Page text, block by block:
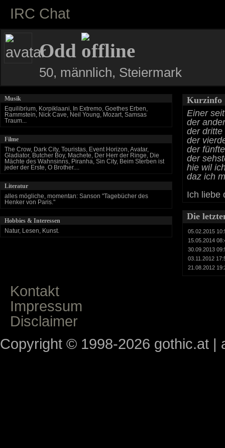
IRC Chat
Odd
50, männlich, Steiermark
Musik
Equilibrium, Korpiklaani, In Extremo, Goethes Erben,
Rammstein, Nick Cave, Neil Young, Mozart, Samsas
Traum...
Filme
The Crow, Dark City, Touristas, Event Horizon, Avatar,
Gladiator, Butcher Boy, Machete, Der Herr der Ringe, Die
Mächte des Wahnsinns, Piranha, Sin City, Beim Sterben ist
jeder der Erste, O Brother....
Literatur
alles mögliche, momentan: Sanson "Tagebücher des
Henker von Paris."
Hobbies & Interessen
Natur, Lesen, Kunst.
Kurzinfo
Einer
der
der dritte
der
der
der
hie wil
daz ich
Ich liebe
Die
05.02.2015
15.05.2014
30.09.2013
03.11.2012
21.08.2012
Kontakt
Impressum
Disclaimer
Copyright © 1998-2026 gothic.at |